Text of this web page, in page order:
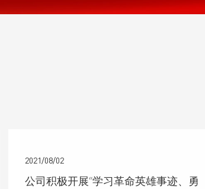
2021/08/02
公司积极开展“学习革命英雄事迹、勇